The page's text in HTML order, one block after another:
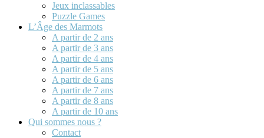
Jeux inclassables
Puzzle Games
L’Âge des Marmots
A partir de 2 ans
A partir de 3 ans
A partir de 4 ans
A partir de 5 ans
A partir de 6 ans
A partir de 7 ans
A partir de 8 ans
A partir de 10 ans
Qui sommes nous ?
Contact